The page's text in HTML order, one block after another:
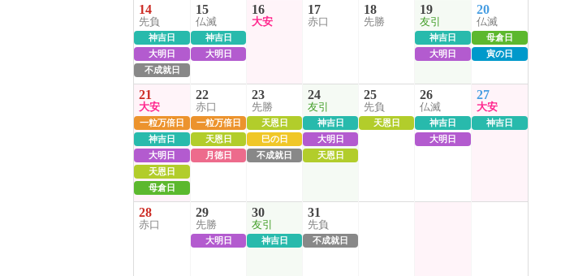
14
先負
神吉日
大明日
不成就日
15
仏滅
神吉日
大明日
16
大安
17
赤口
18
先勝
19
友引
神吉日
大明日
20
仏滅
母倉日
寅の日
21
大安
一粒万倍日
神吉日
大明日
天恩日
母倉日
22
赤口
一粒万倍日
天恩日
月徳日
23
先勝
天恩日
巳の日
不成就日
24
友引
神吉日
大明日
天恩日
25
先負
天恩日
26
仏滅
神吉日
大明日
27
大安
神吉日
28
赤口
29
先勝
大明日
30
友引
神吉日
31
先負
不成就日